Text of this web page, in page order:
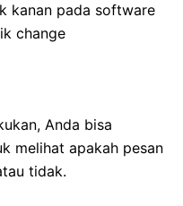
kanan pada software
change
Anda bisa
melihat apakah pesan
tidak.